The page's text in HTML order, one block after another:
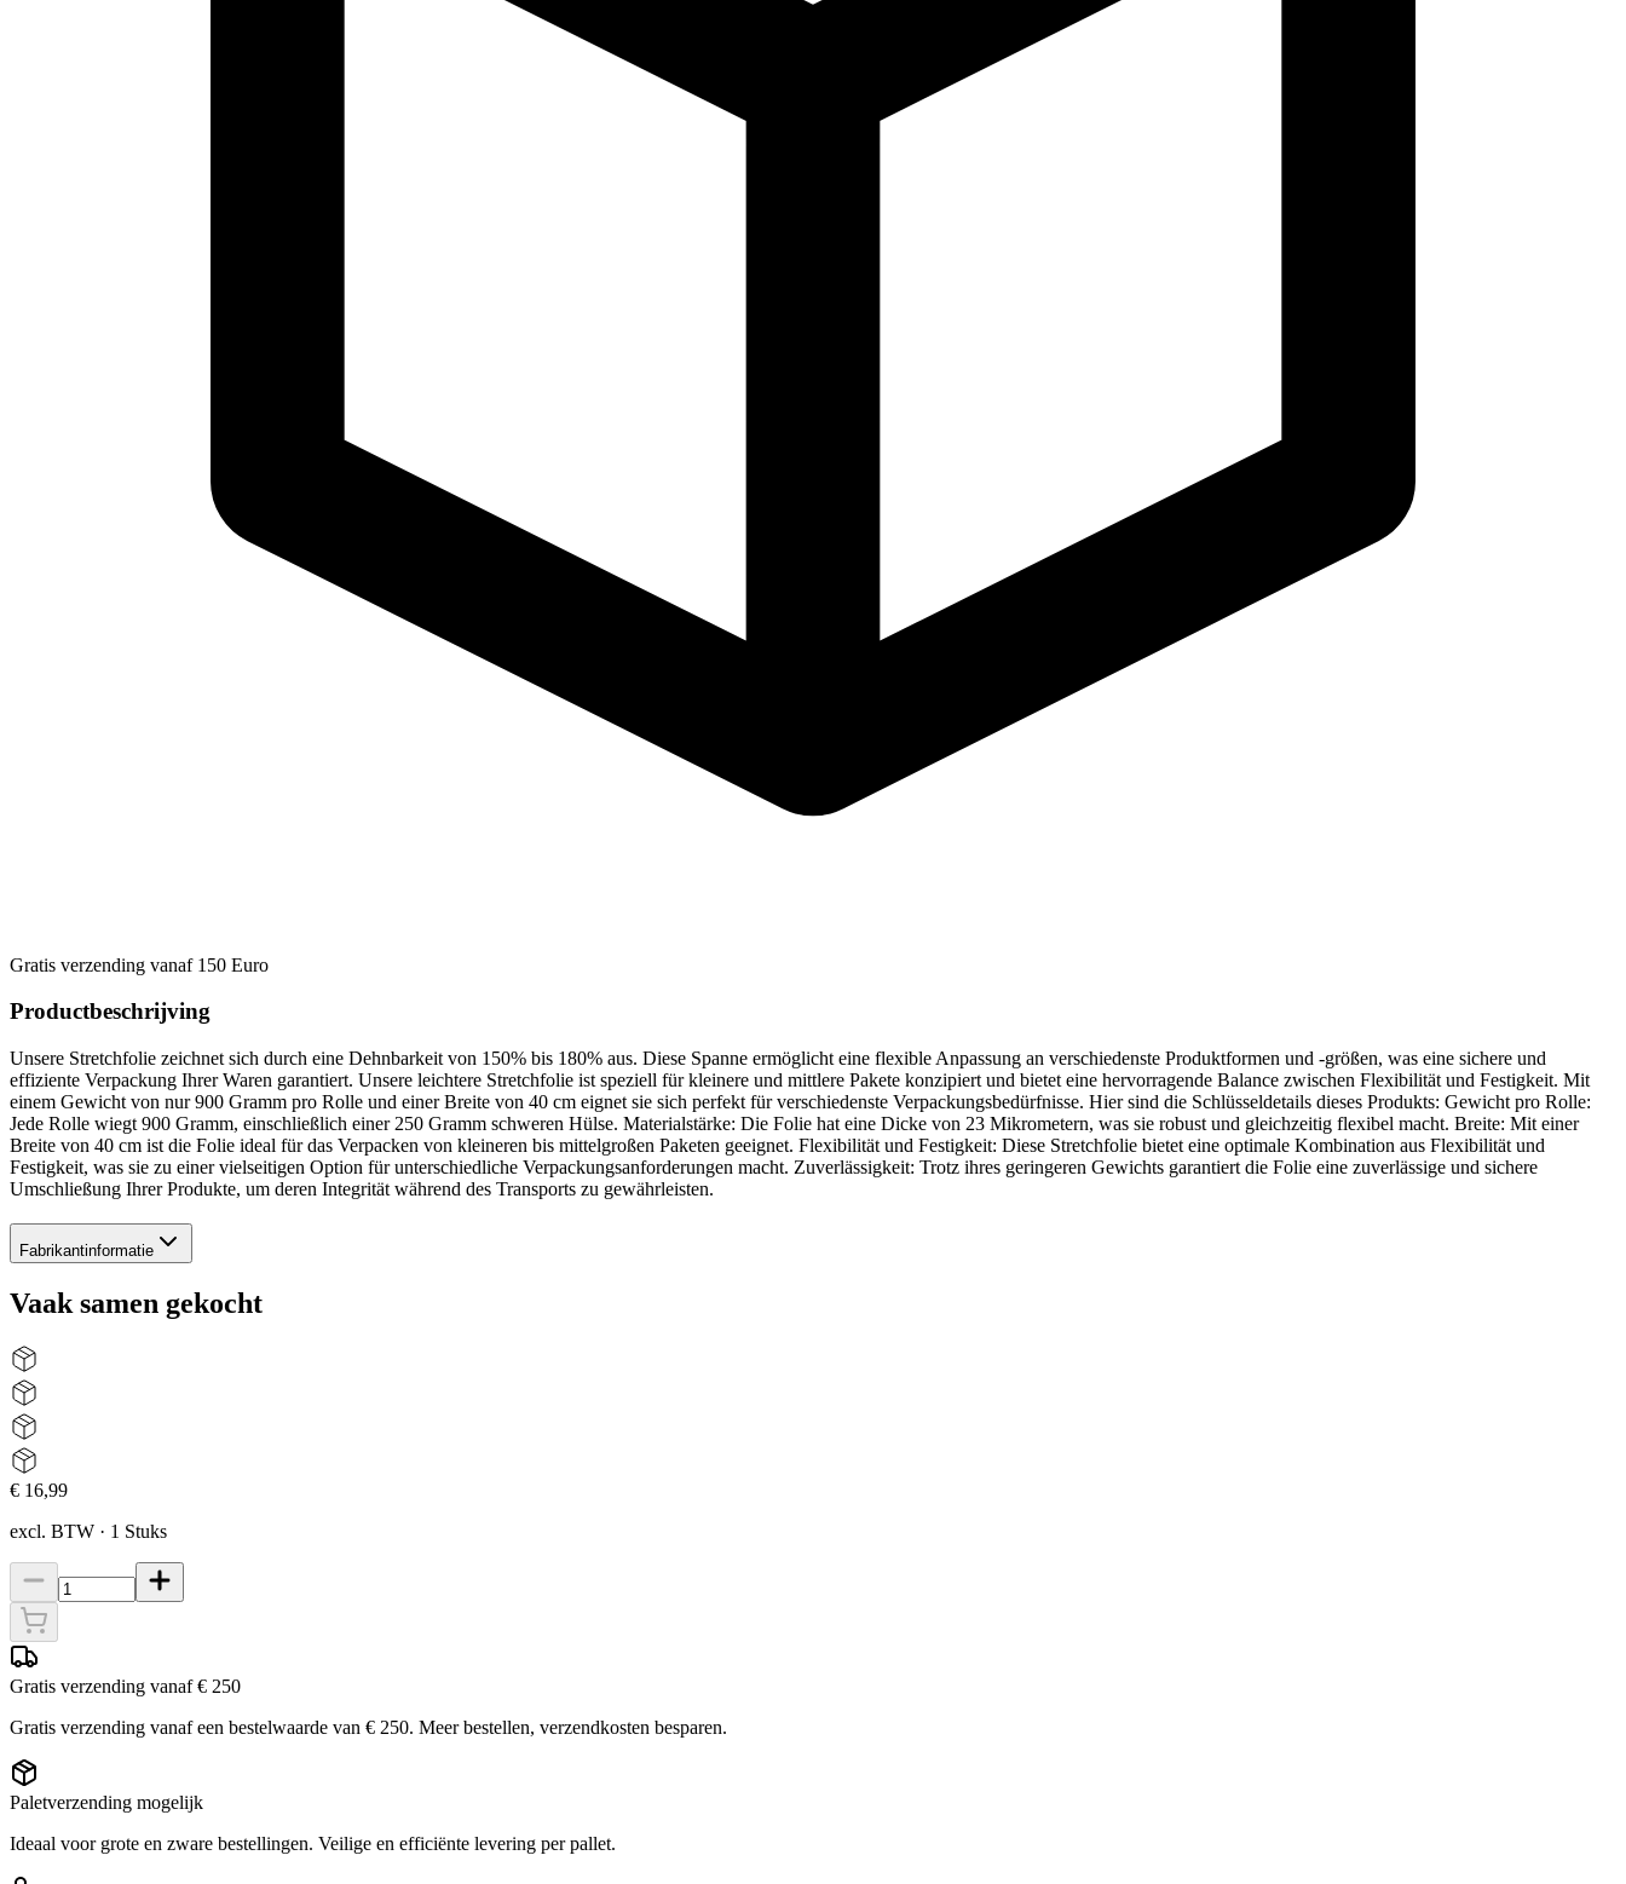
Gratis verzending vanaf 150 Euro
Productbeschrijving
Unsere Stretchfolie zeichnet sich durch eine Dehnbarkeit von 150% bis 180% aus. Diese Spanne ermöglicht eine flexible Anpassung an verschiedenste Produktformen und -größen, was eine sichere und
effiziente Verpackung Ihrer Waren garantiert. Unsere leichtere Stretchfolie ist speziell für kleinere und mittlere Pakete konzipiert und bietet eine hervorragende Balance zwischen Flexibilität und Festigkeit. Mit
einem Gewicht von nur 900 Gramm pro Rolle und einer Breite von 40 cm eignet sie sich perfekt für verschiedenste Verpackungsbedürfnisse. Hier sind die Schlüsseldetails dieses Produkts: Gewicht pro Rolle:
Jede Rolle wiegt 900 Gramm, einschließlich einer 250 Gramm schweren Hülse. Materialstärke: Die Folie hat eine Dicke von 23 Mikrometern, was sie robust und gleichzeitig flexibel macht. Breite: Mit einer
Breite von 40 cm ist die Folie ideal für das Verpacken von kleineren bis mittelgroßen Paketen geeignet. Flexibilität und Festigkeit: Diese Stretchfolie bietet eine optimale Kombination aus Flexibilität und
Festigkeit, was sie zu einer vielseitigen Option für unterschiedliche Verpackungsanforderungen macht. Zuverlässigkeit: Trotz ihres geringeren Gewichts garantiert die Folie eine zuverlässige und sichere
Umschließung Ihrer Produkte, um deren Integrität während des Transports zu gewährleisten.
Fabrikantinformatie
Vaak samen gekocht
€ 16,99
excl. BTW · 1 Stuks
Gratis verzending vanaf € 250
Gratis verzending vanaf een bestelwaarde van € 250. Meer bestellen, verzendkosten besparen.
Paletverzending mogelijk
Ideaal voor grote en zware bestellingen. Veilige en efficiënte levering per pallet.